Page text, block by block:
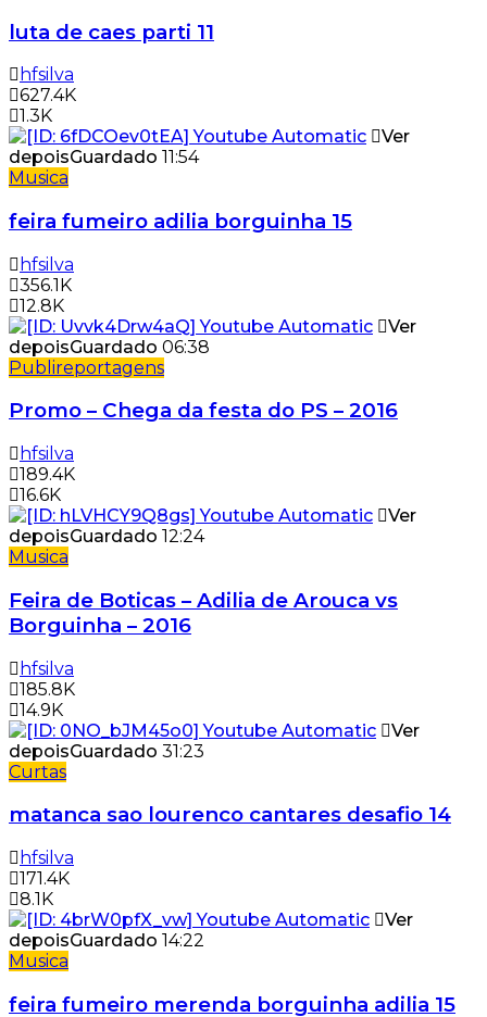
luta de caes parti 11
hfsilva
627.4K
1.3K
Ver
depoisGuardado 11:54
Musica
feira fumeiro adilia borguinha 15
hfsilva
356.1K
12.8K
Ver
depoisGuardado 06:38
Publireportagens
Promo – Chega da festa do PS – 2016
hfsilva
189.4K
16.6K
Ver
depoisGuardado 12:24
Musica
Feira de Boticas – Adilia de Arouca vs
Borguinha – 2016
hfsilva
185.8K
14.9K
Ver
depoisGuardado 31:23
Curtas
matanca sao lourenco cantares desafio 14
hfsilva
171.4K
8.1K
Ver
depoisGuardado 14:22
Musica
feira fumeiro merenda borguinha adilia 15